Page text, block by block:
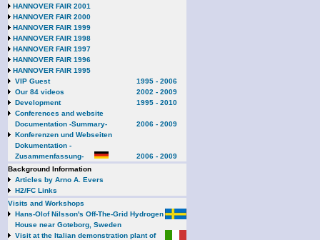
HANNOVER FAIR 2001
HANNOVER FAIR 2000
HANNOVER FAIR 1999
HANNOVER FAIR 1998
HANNOVER FAIR 1997
HANNOVER FAIR 1996
HANNOVER FAIR 1995
VIP Guest
1995 - 2006
Our 84 videos
2002 - 2009
Development
1995 - 2010
Conferences and website
Documentation -Summary-
2006 - 2009
Konferenzen und Webseiten
Dokumentation -
Zusammenfassung-
2006 - 2009
Background Information
Articles by Arno A. Evers
H2/FC Links
Visits and Workshops
Hans-Olof Nilsson's Off-The-Grid Hydrogen
House near Goteborg, Sweden
Visit at the Italian demonstration plant of